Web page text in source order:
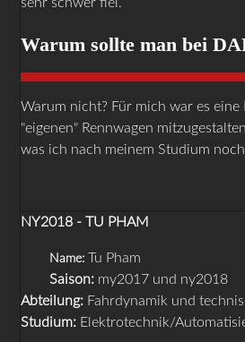
Warum sollte man bei
Warum nicht? Für mich war es
"eigenen" Rennwagen
was ich nach meinem Studium
NY2018 - TU PHAM
Name: Tu Pham
Saison: my2017 und ny2018
Abteilung: Fahrdynamik und
Studium: Elektrotechnik/